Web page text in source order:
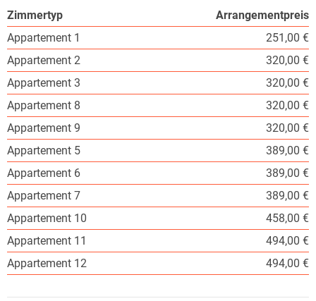
Zimmertyp
Arrangementpreis
Appartement 1
251,00 €
Appartement 2
320,00 €
Appartement 3
320,00 €
Appartement 8
320,00 €
Appartement 9
320,00 €
Appartement 5
389,00 €
Appartement 6
389,00 €
Appartement 7
389,00 €
Appartement 10
458,00 €
Appartement 11
494,00 €
Appartement 12
494,00 €